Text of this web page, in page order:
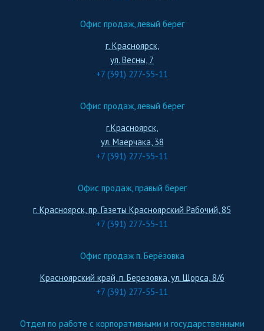
Офис продаж, левый берег
г. Красноярск,
ул. Весны, 7
+7 (391) 277-55-11
Офис продаж, левый берег
г.Красноярск,
ул. Маерчака, 38
+7 (391) 277-55-11
Офис продаж, правый берег
г. Красноярск, пр. Газеты Красноярский Рабочий, 85
+7 (391) 277-55-11
Офис продаж п. Берёзовка
Красноярский край, п. Березовка, ул. Щорса, 8/6
+7 (391) 277-55-11
Отдел по работе с корпоративными и государственными